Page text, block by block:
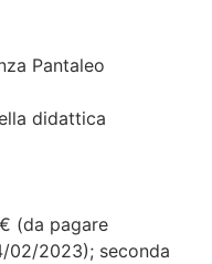
Pantaleo
didattica
(da pagare
02/2023); seconda